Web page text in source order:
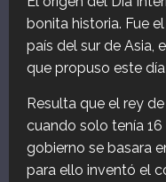
bonita historia. Fue
país del sur de Asia,
que propuso este día
Resulta que el rey
cuando solo tenía
gobierno se basara
para ello inventó el